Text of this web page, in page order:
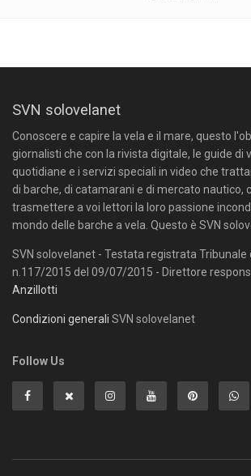
SVN solovelanet
Conoscere e capire la vela e il mare, questo
giornalisti che con la rivista digitale, le guide di
quotidiane e i servizi speciali in video che
di barche, di catamarani e di mercato nautico,
trasmettere a voi lettori la loro passione
mondo delle barche a vela. Questo è SVN
SVN solovelanet - Testata registrata Tribunale
n.117/2015 del 09/07/2015 - Direttore
Anzillotti
Condizioni generali SVN solovelanet
Follow Us